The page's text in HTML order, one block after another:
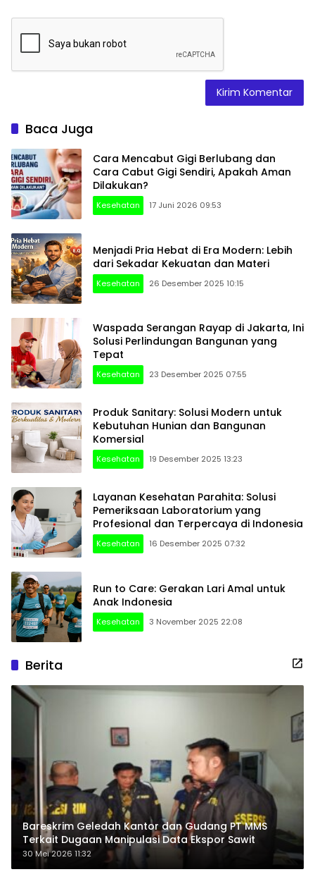
Baca Juga
Cara Mencabut Gigi Berlubang dan
Cara Cabut Gigi Sendiri, Apakah Aman
Dilakukan?
Kesehatan 17 Juni 2026 09:53
Menjadi Pria Hebat di Era Modern: Lebih
dari Sekadar Kekuatan dan Materi
Kesehatan 26 Desember 2025 10:15
Waspada Serangan Rayap di Jakarta, Ini
Solusi Perlindungan Bangunan yang
Tepat
Kesehatan 23 Desember 2025 07:55
Produk Sanitary: Solusi Modern untuk
Kebutuhan Hunian dan Bangunan
Komersial
Kesehatan 19 Desember 2025 13:23
Layanan Kesehatan Parahita: Solusi
Pemeriksaan Laboratorium yang
Profesional dan Terpercaya di Indonesia
Kesehatan 16 Desember 2025 07:32
Run to Care: Gerakan Lari Amal untuk
Anak Indonesia
Kesehatan 3 November 2025 22:08
Berita
Bareskrim Geledah Kantor dan Gudang PT MMS
Terkait Dugaan Manipulasi Data Ekspor Sawit
30 Mei 2026 11:32